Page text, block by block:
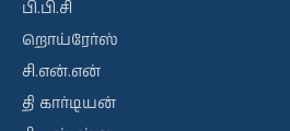
பி.பி.சி
றொய்ரேர்ஸ்
சி.என்.என்
தி கார்டியன்